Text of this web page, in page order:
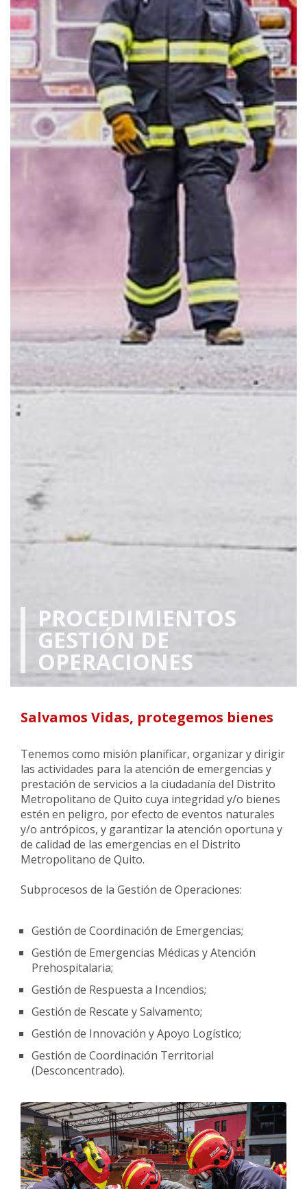
PROCEDIMIENTOS
GESTIÓN DE
OPERACIONES
Salvamos Vidas, protegemos bienes
Tenemos como misión planificar, organizar y dirigir
las actividades para la atención de emergencias y
prestación de servicios a la ciudadanía del Distrito
Metropolitano de Quito cuya integridad y/o bienes
estén en peligro, por efecto de eventos naturales
y/o antrópicos, y garantizar la atención oportuna y
de calidad de las emergencias en el Distrito
Metropolitano de Quito.
Subprocesos de la Gestión de Operaciones:
Gestión de Coordinación de Emergencias;
Gestión de Emergencias Médicas y Atención
Prehospitalaria;
Gestión de Respuesta a Incendios;
Gestión de Rescate y Salvamento;
Gestión de Innovación y Apoyo Logístico;
Gestión de Coordinación Territorial
(Desconcentrado).